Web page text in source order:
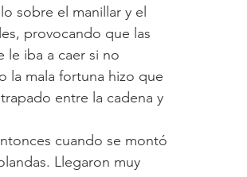
sobre el manillar y el
provocando que las
le iba a caer si no
la mala fortuna hizo que
entre la cadena y
cuando se montó
Llegaron muy